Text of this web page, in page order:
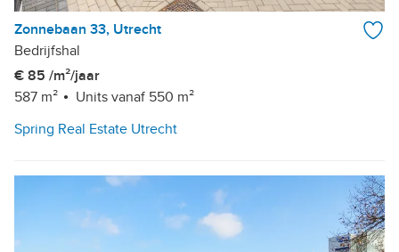
Zonnebaan 33, Utrecht
Bedrijfshal
€ 85 /m²/jaar
587 m²
Units vanaf 550 m²
Spring Real Estate Utrecht